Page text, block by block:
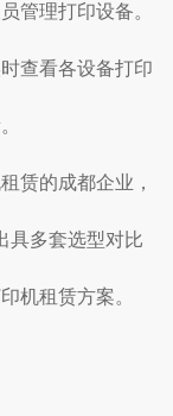
管理打印设备。
查看各设备打印
赁的成都企业，
具多套选型对比
机租赁方案。